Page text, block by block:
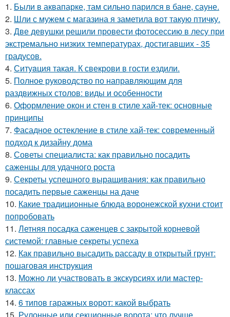
1. Были в аквапарке, там сильно парился в бане, сауне.
2. Шли с мужем с магазина я заметила вот такую птичку.
3. Две девушки решили провести фотосессию в лесу при
экстремально низких температурах, достигавших - 35
градусов.
4. Ситуaция такая. К свекрови в гости ездили.
5. Полное руководство по направляющим для
раздвижных столов: виды и особенности
6. Оформление окон и стен в стиле хай-тек: основные
принципы
7. Фасадное остекление в стиле хай-тек: современный
подход к дизайну дома
8. Советы специалиста: как правильно посадить
саженцы для удачного роста
9. Секреты успешного выращивания: как правильно
посадить первые саженцы на даче
10. Какие традиционные блюда воронежской кухни стоит
попробовать
11. Летняя посадка саженцев с закрытой корневой
системой: главные секреты успеха
12. Как правильно высадить рассаду в открытый грунт:
пошаговая инструкция
13. Можно ли участвовать в экскурсиях или мастер-
классах
14. 6 типов гаражных ворот: какой выбрать